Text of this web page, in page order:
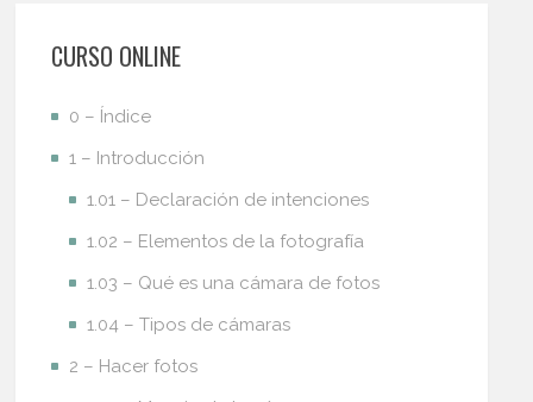
CURSO ONLINE
0 – Índice
1 – Introducción
1.01 – Declaración de intenciones
1.02 – Elementos de la fotografía
1.03 – Qué es una cámara de fotos
1.04 – Tipos de cámaras
2 – Hacer fotos